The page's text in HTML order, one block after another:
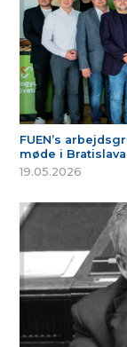
FUEN’s
møde i Bratislava
19.05.2026